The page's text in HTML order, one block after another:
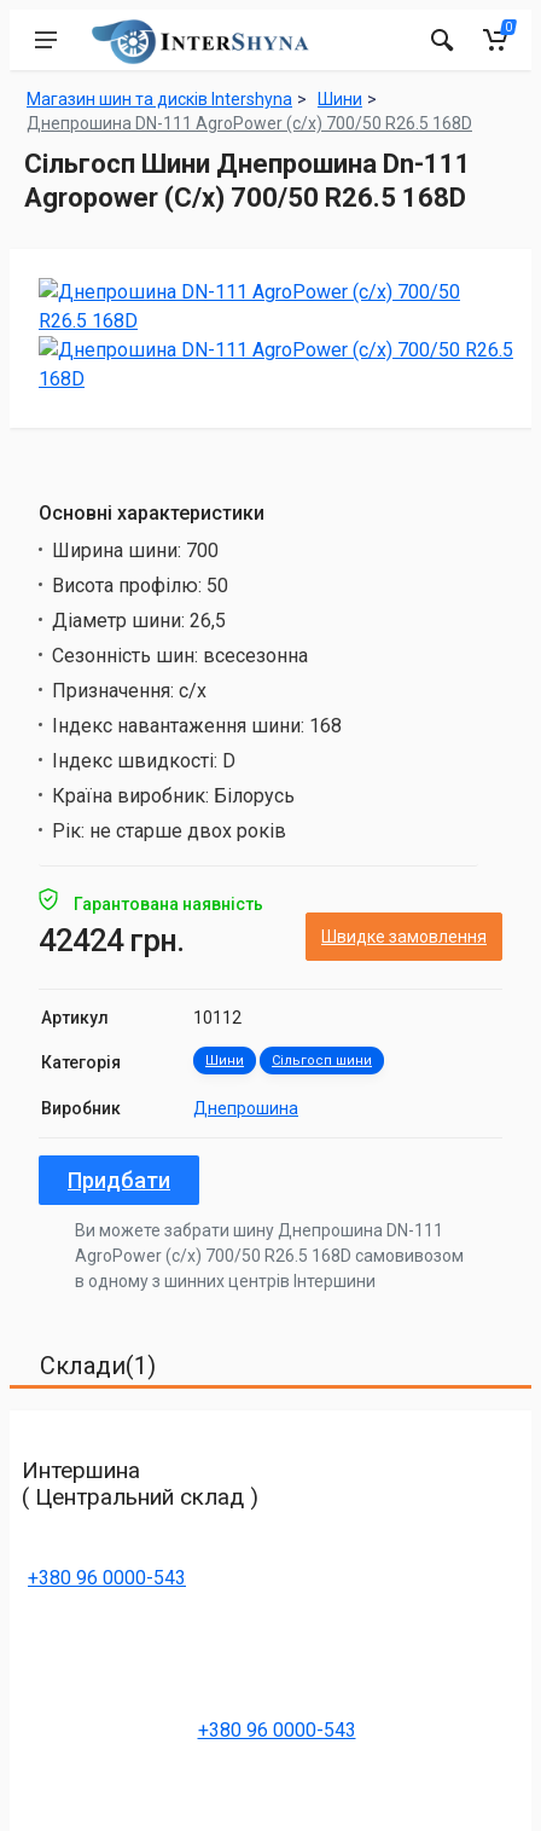
0
Магазин шин та дисків Intershyna
Шини
Днепрошина DN-111 AgroPower (с/х) 700/50 R26.5 168D
Сільгосп Шини Днепрошина Dn-111
Agropower (С/х) 700/50 R26.5 168D
Основні характеристики
Ширина шини: 700
Висота профілю: 50
Діаметр шини: 26,5
Сезонність шин: всесезонна
Призначення: с/х
Індекс навантаження шини: 168
Індекс швидкості: D
Країна виробник: Білорусь
Рік: не старше двох років
Гарантована наявність
42424 грн. Швидке замовлення
Артикул 10112
Категорія Шини Сільгосп шини
Виробник Днепрошина
Придбати
Ви можете забрати шину Днепрошина DN-111
AgroPower (с/х) 700/50 R26.5 168D самовивозом
в одному з шинних центрів Інтершини
Склади(1)
Интершина
( Центральний склад )
+380 96 0000-543
+380 96 0000-543